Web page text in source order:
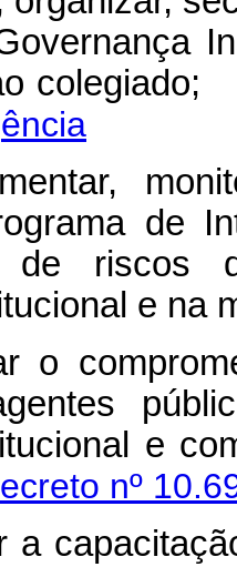
ao
de
de riscos
e na
o
e
nº
a